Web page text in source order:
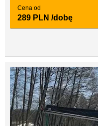
Cena od
289 PLN /dobę